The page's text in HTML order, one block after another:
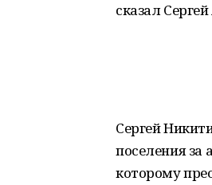
сказал
Сергей
поселения
которому